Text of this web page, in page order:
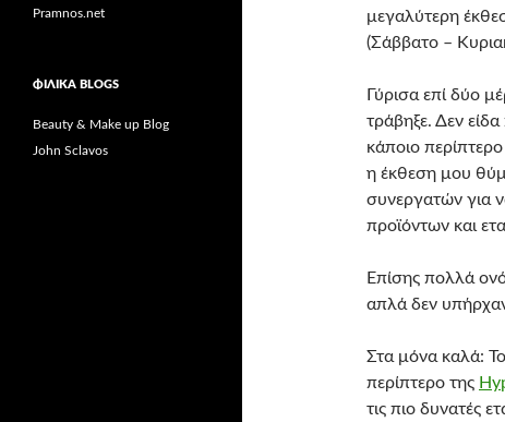
μεγαλύτερη
(Σάββατο –
Γύρισα επί δύο
τράβηξε. Δεν
κάποιο
η έκθεση μου
συνεργατών για
προϊόντων και
Επίσης πολλά
απλά δεν
Στα μόνα καλά:
περίπτερο της
τις πιο δυνατές
Pramnos.net
ΦΙΛΙΚΆ BLOGS
Beauty & Make up Blog
John Sclavos